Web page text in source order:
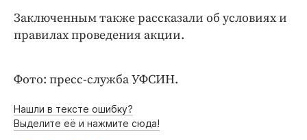
Бренд года
Заключенным также рассказали об условиях и
правилах проведения акции.
Фото: пресс-служба УФСИН.
Нашли в тексте ошибку?
Выделите её и нажмите сюда!